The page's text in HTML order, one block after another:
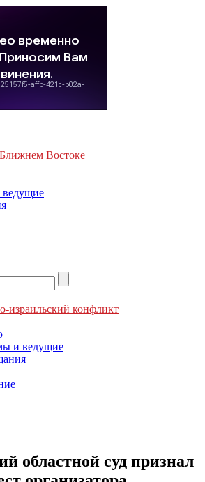
Востоке
израильский конфликт
и ведущие
областной суд признал